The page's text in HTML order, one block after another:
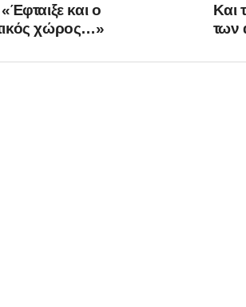
Kαι
των
και ο
χώρος…»